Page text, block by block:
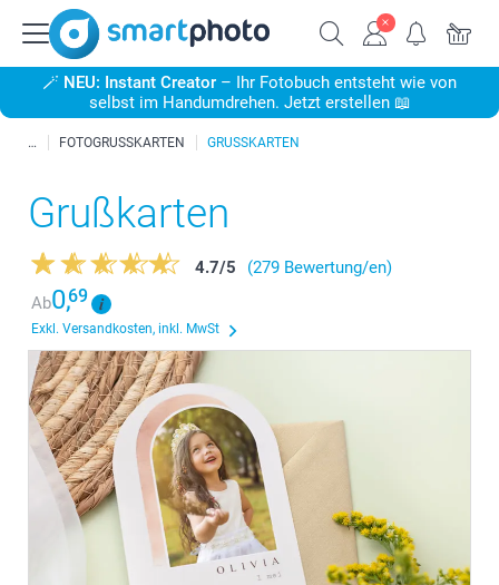
🪄 NEU: Instant Creator – Ihr Fotobuch entsteht wie von
selbst im Handumdrehen. Jetzt erstellen 📖
FOTOGRUSSKARTEN GRUSSKARTEN
Grußkarten
4.7/5
(279 Bewertung/en)
Ab0,69
Exkl. Versandkosten, inkl. MwSt